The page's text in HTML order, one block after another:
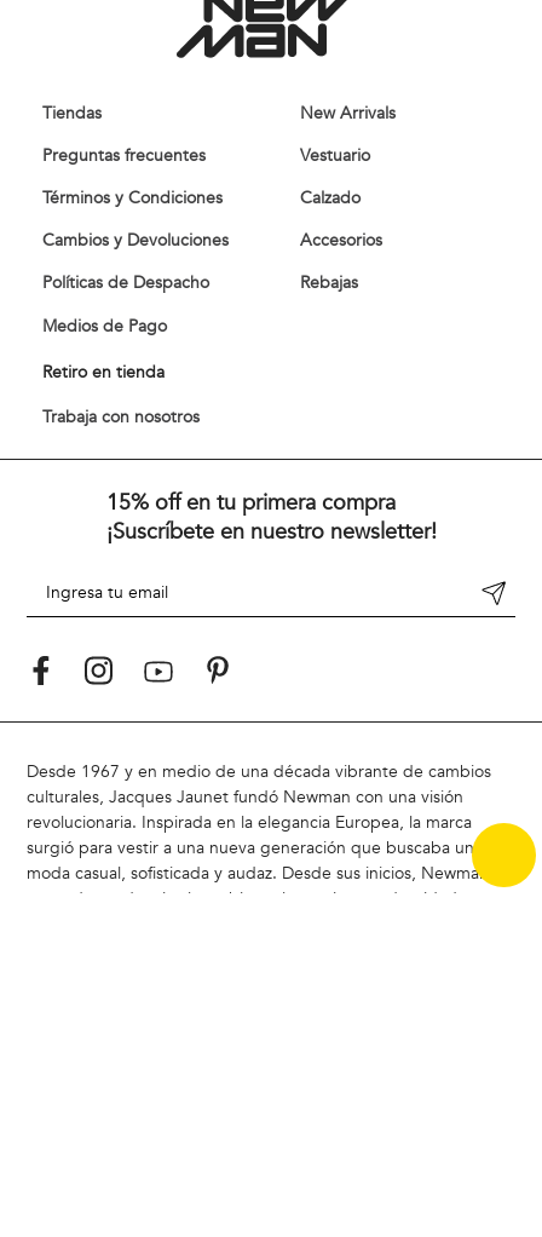
Tiendas
Preguntas frecuentes
Términos y Condiciones
Cambios y Devoluciones
Políticas de Despacho
Medios de Pago
Retiro en tienda
Trabaja con nosotros
New Arrivals
Vestuario
Calzado
Accesorios
Rebajas
15% off en tu primera compra
¡Suscríbete en nuestro newsletter!
Desde 1967 y en medio de una década vibrante de cambios
culturales, Jacques Jaunet fundó Newman con una visión
revolucionaria. Inspirada en la elegancia Europea, la marca
surgió para vestir a una nueva generación que buscaba una
moda casual, sofisticada y audaz. Desde sus inicios, Newman ha
marcado tendencia al combinar elegancia y modernidad,